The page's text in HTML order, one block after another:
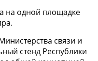
на одной площадке
связи и
стенд Республики